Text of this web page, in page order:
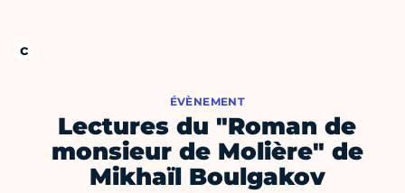
ÉVÈNEMENT
Lectures du "Roman de
monsieur de Molière" de
Mikhaïl Boulgakov